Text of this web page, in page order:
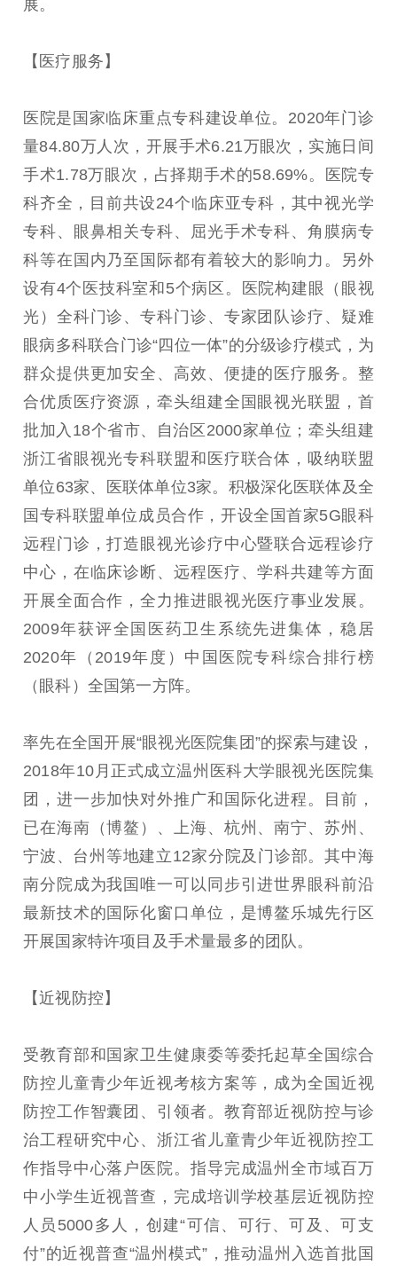
展。
【医疗服务】
医院是国家临床重点专科建设单位。2020年门诊
量84.80万人次，开展手术6.21万眼次，实施日间
手术1.78万眼次，占择期手术的58.69%。医院专
科齐全，目前共设24个临床亚专科，其中视光学
专科、眼鼻相关专科、屈光手术专科、角膜病专
科等在国内乃至国际都有着较大的影响力。另外
设有4个医技科室和5个病区。医院构建眼（眼视
光）全科门诊、专科门诊、专家团队诊疗、疑难
眼病多科联合门诊“四位一体”的分级诊疗模式，为
群众提供更加安全、高效、便捷的医疗服务。整
合优质医疗资源，牵头组建全国眼视光联盟，首
批加入18个省市、自治区2000家单位；牵头组建
浙江省眼视光专科联盟和医疗联合体，吸纳联盟
单位63家、医联体单位3家。积极深化医联体及全
国专科联盟单位成员合作，开设全国首家5G眼科
远程门诊，打造眼视光诊疗中心暨联合远程诊疗
中心，在临床诊断、远程医疗、学科共建等方面
开展全面合作，全力推进眼视光医疗事业发展。
2009年获评全国医药卫生系统先进集体，稳居
2020年（2019年度）中国医院专科综合排行榜
（眼科）全国第一方阵。
率先在全国开展“眼视光医院集团”的探索与建设，
2018年10月正式成立温州医科大学眼视光医院集
团，进一步加快对外推广和国际化进程。目前，
已在海南（博鳌）、上海、杭州、南宁、苏州、
宁波、台州等地建立12家分院及门诊部。其中海
南分院成为我国唯一可以同步引进世界眼科前沿
最新技术的国际化窗口单位，是博鳌乐城先行区
开展国家特许项目及手术量最多的团队。
【近视防控】
受教育部和国家卫生健康委等委托起草全国综合
防控儿童青少年近视考核方案等，成为全国近视
防控工作智囊团、引领者。教育部近视防控与诊
治工程研究中心、浙江省儿童青少年近视防控工
作指导中心落户医院。指导完成温州全市域百万
中小学生近视普查，完成培训学校基层近视防控
人员5000多人，创建“可信、可行、可及、可支
付”的近视普查“温州模式”，推动温州入选首批国